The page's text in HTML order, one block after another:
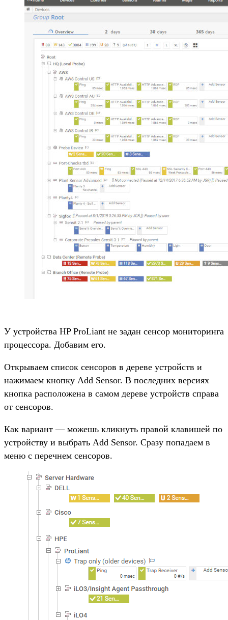
У устройства HP ProLiant не задан сенсор мониторинга
процессора. Добавим его.
Открываем список сенсоров в дереве устройств и
нажимаем кнопку Add Sensor. В последних версиях
кнопка расположена в самом дереве устройств справа
от сенсоров.
Как вариант — можешь кликнуть правой клавишей по
устройству и выбрать Add Sensor. Сразу попадаем в
меню с перечнем сенсоров.